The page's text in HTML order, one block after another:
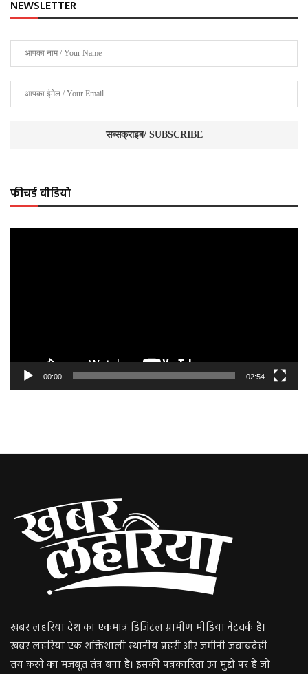
NEWSLETTER
फीचर्ड वीडियो
00:00 02:54
खबर लहरिया देश का एकमात्र डिजिटल ग्रामीण मीडिया नेटवर्क है।
खबर लहरिया एक शक्तिशाली स्थानीय प्रहरी और जमीनी जवाबदेही
तय करने का मजबूत तंत्र बना है। इसकी पत्रकारिता उन मुद्दों पर है जो